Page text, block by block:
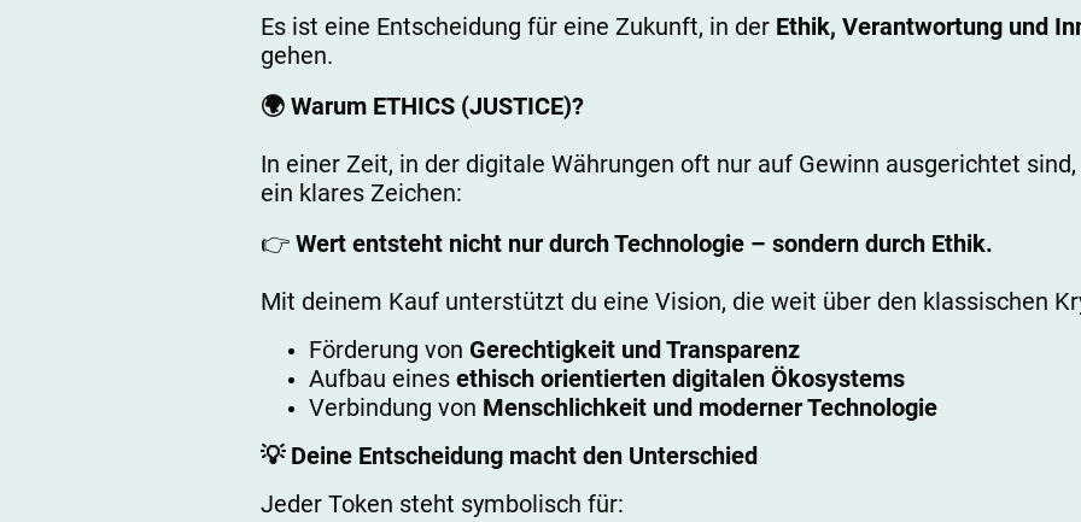
Es ist eine Entscheidung für eine Zukunft, in der Ethik, Verantwortung und
gehen.
🌍 Warum ETHICS (JUSTICE)?
In einer Zeit, in der digitale Währungen oft nur auf Gewinn ausgerichtet sind,
ein klares Zeichen:
👉 Wert entsteht nicht nur durch Technologie – sondern durch Ethik.
Mit deinem Kauf unterstützt du eine Vision, die weit über den klassischen
Förderung von Gerechtigkeit und Transparenz
Aufbau eines ethisch orientierten digitalen Ökosystems
Verbindung von Menschlichkeit und moderner Technologie
💡 Deine Entscheidung macht den Unterschied
Jeder Token steht symbolisch für: